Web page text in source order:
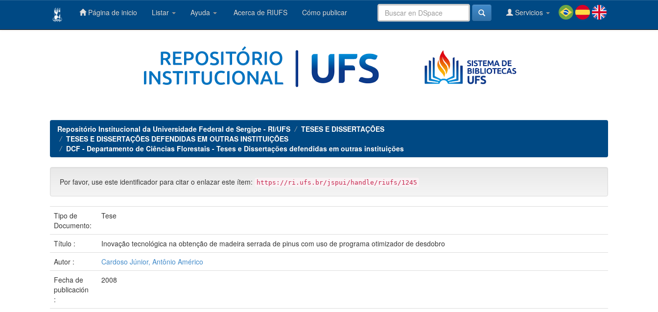
Página de inicio Listar Ayuda Acerca de RIUFS Cómo publicar Servicios
Repositório Institucional da Universidade Federal de Sergipe - RI/UFS
TESES E DISSERTAÇÕES
TESES E DISSERTAÇÕES DEFENDIDAS EM OUTRAS INSTITUIÇÕES
DCF - Departamento de Ciências Florestais - Teses e Dissertações defendidas em outras instituições
Por favor, use este identificador para citar o enlazar este ítem: https://ri.ufs.br/jspui/handle/riufs/1245
Tipo de
Documento:
Tese
Título :
Inovação tecnológica na obtenção de madeira serrada de pinus com uso de programa otimizador de desdobro
Autor :
Cardoso Júnior, Antônio Américo
Fecha de
publicación
:
2008